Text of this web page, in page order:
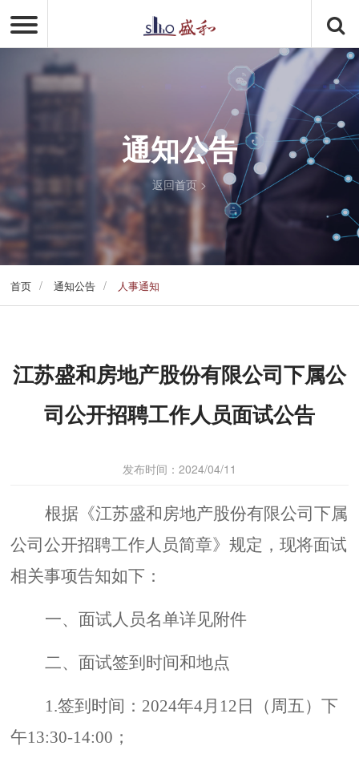
通知公告
返回首页 >
首页 / 通知公告 / 人事通知
江苏盛和房地产股份有限公司下属公
司公开招聘工作人员面试公告
发布时间：2024/04/11
根据《江苏盛和房地产股份有限公司下属
公司公开招聘工作人员简章》规定，现将面试
相关事项告知如下：
一、面试人员名单详见附件
二、面试签到时间和地点
1.签到时间： 2024年4月 12 日（周五）下
午13:30-14:00 ；